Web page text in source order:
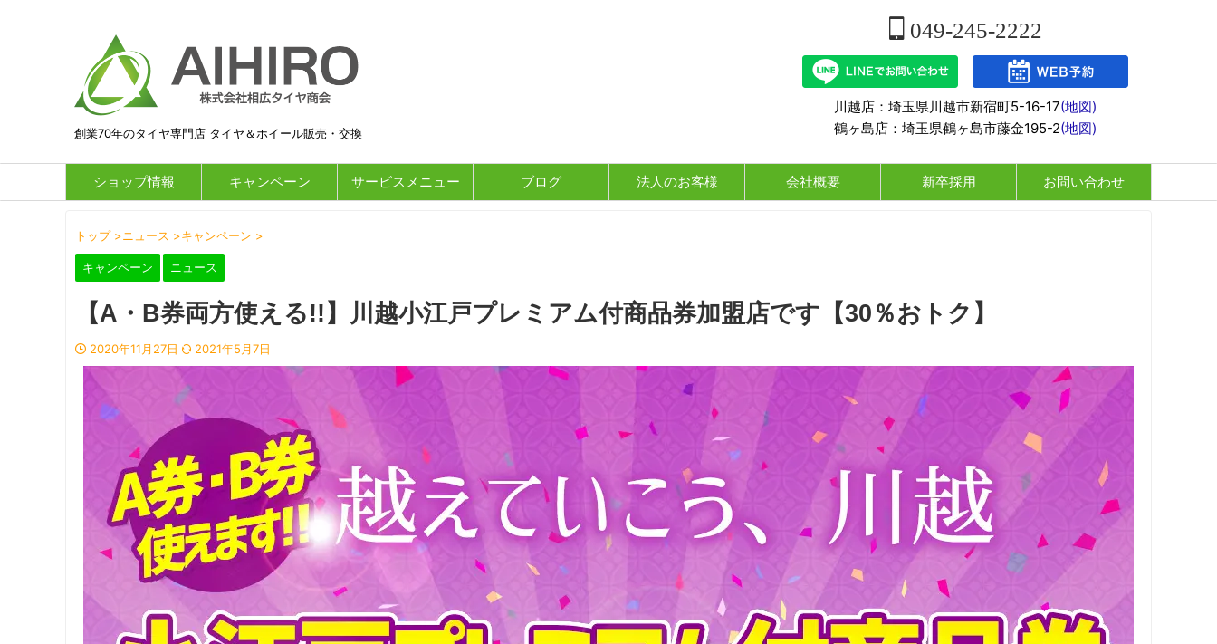
創業70年のタイヤ専門店 タイヤ＆ホイール販売・交換
049-245-2222
川越店：埼玉県川越市新宿町5-16-17(地図)
鶴ヶ島店：埼玉県鶴ヶ島市藤金195-2(地図)
ショップ情報 キャンペーン サービスメニュー ブログ 法人のお客様 会社概要 新卒採用 お問い合わせ
トップ >ニュース >キャンペーン >
キャンペーン ニュース
【A・B券両方使える!!】川越小江戸プレミアム付商品券加盟店です【30％おトク】
2020年11月27日 2021年5月7日